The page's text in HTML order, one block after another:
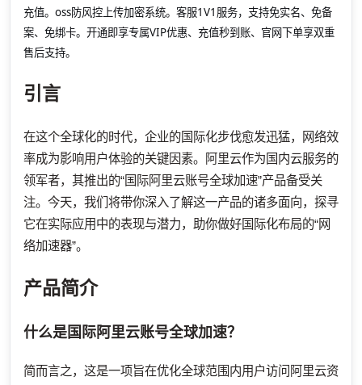
充值。oss防风控上传加密系统。客服1V1服务，支持免实名、免备
案、免绑卡。开通即享专属VIP优惠、充值秒到账、官网下单享双重
售后支持。
引言
在这个全球化的时代，企业的国际化步伐愈发迅猛，网络效
率成为影响用户体验的关键因素。阿里云作为国内云服务的
领军者，其推出的“国际阿里云账号全球加速”产品备受关
注。今天，我们将带你深入了解这一产品的诸多面向，探寻
它在实际应用中的表现与潜力，助你做好国际化布局的“网
络加速器”。
产品简介
什么是国际阿里云账号全球加速？
简而言之，这是一项旨在优化全球范围内用户访问阿里云资